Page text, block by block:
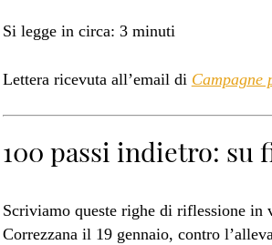
Si legge in circa: 3 minuti
Lettera ricevuta all’email di Campagne
100 passi indietro: su
Scriviamo queste righe di riflessione in
Correzzana il 19 gennaio, contro